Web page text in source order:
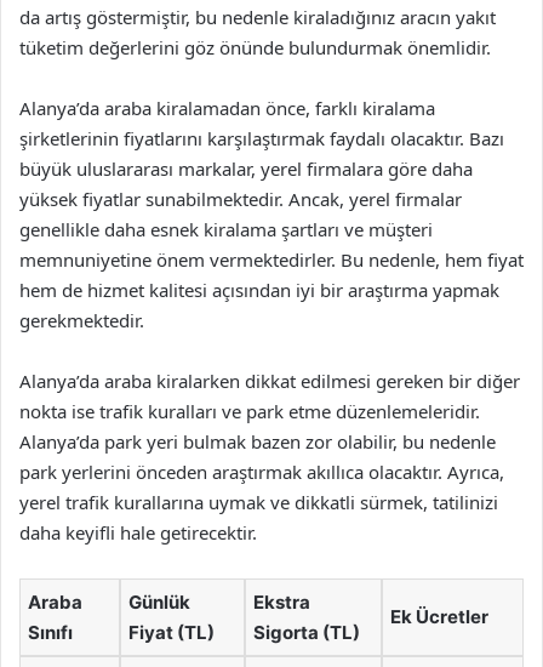
da artış göstermiştir, bu nedenle kiraladığınız aracın yakıt
tüketim değerlerini göz önünde bulundurmak önemlidir.
Alanya’da araba kiralamadan önce, farklı kiralama
şirketlerinin fiyatlarını karşılaştırmak faydalı olacaktır. Bazı
büyük uluslararası markalar, yerel firmalara göre daha
yüksek fiyatlar sunabilmektedir. Ancak, yerel firmalar
genellikle daha esnek kiralama şartları ve müşteri
memnuniyetine önem vermektedirler. Bu nedenle, hem fiyat
hem de hizmet kalitesi açısından iyi bir araştırma yapmak
gerekmektedir.
Alanya’da araba kiralarken dikkat edilmesi gereken bir diğer
nokta ise trafik kuralları ve park etme düzenlemeleridir.
Alanya’da park yeri bulmak bazen zor olabilir, bu nedenle
park yerlerini önceden araştırmak akıllıca olacaktır. Ayrıca,
yerel trafik kurallarına uymak ve dikkatli sürmek, tatilinizi
daha keyifli hale getirecektir.
Araba
Sınıfı
Günlük
Fiyat (TL)
Ekstra
Sigorta (TL)
Ek Ücretler